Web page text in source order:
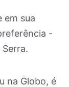
em sua
-
na Globo, é